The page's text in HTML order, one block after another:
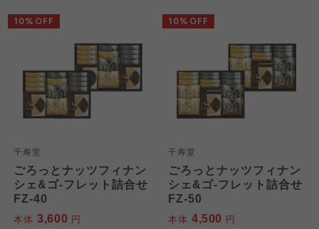
千寿堂
ごろっとナッツフィナン
シェ&ゴ-フレット詰合せ
FZ-40
本体 3,600 円
10%OFF
千寿堂
ごろっとナッツフィナン
シェ&ゴ-フレット詰合せ
FZ-50
本体 4,500 円
10%OFF